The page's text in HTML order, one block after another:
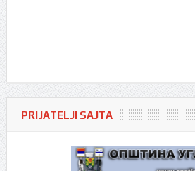
PRIJATELJI SAJTA